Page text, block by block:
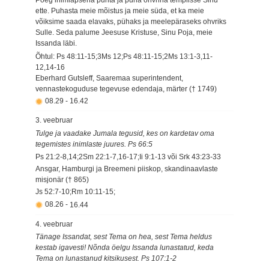
ette. Puhasta meie mõistus ja meie süda, et ka meie
võiksime saada elavaks, pühaks ja meelepäraseks ohvriks
Sulle. Seda palume Jeesuse Kristuse, Sinu Poja, meie
Issanda läbi.
Õhtul: Ps 48:11-15;3Ms 12;Ps 48:11-15;2Ms 13:1-3,11-
12,14-16
Eberhard Gutsleff, Saaremaa superintendent,
vennastekoguduse tegevuse edendaja, märter († 1749)
08.29 - 16.42
3. veebruar
Tulge ja vaadake Jumala tegusid, kes on kardetav oma
tegemistes inimlaste juures. Ps 66:5
Ps 21:2-8,14;2Sm 22:1-7,16-17;Ii 9:1-13 või Srk 43:23-33
Ansgar, Hamburgi ja Breemeni piiskop, skandinaavlaste
misjonär († 865)
Js 52:7-10;Rm 10:11-15;
08.26 - 16.44
4. veebruar
Tänage Issandat, sest Tema on hea, sest Tema heldus
kestab igavesti! Nõnda öelgu Issanda lunastatud, keda
Tema on lunastanud kitsikusest. Ps 107:1-2